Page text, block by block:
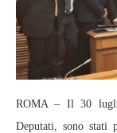
ROMA – Il 30
Deputati, sono stati